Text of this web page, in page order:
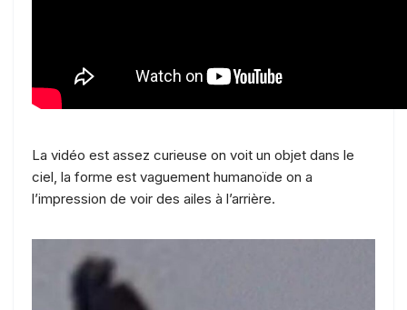
La vidéo est assez curieuse on voit un objet dans le
ciel, la forme est vaguement humanoïde on a
l’impression de voir des ailes à l’arrière.